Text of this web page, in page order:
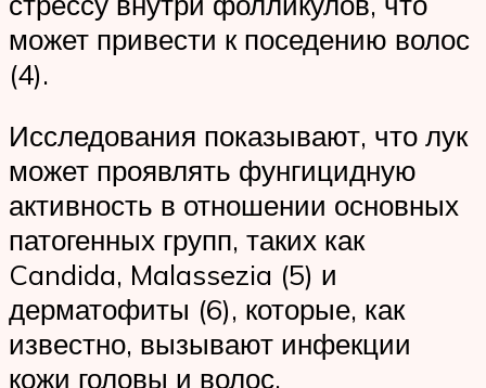
может привести к поседению волос
(4).
Исследования показывают, что лук
может проявлять фунгицидную
активность в отношении основных
патогенных групп, таких как
Candida, Malassezia (5) и
дерматофиты (6), которые, как
известно, вызывают инфекции
кожи головы и волос.